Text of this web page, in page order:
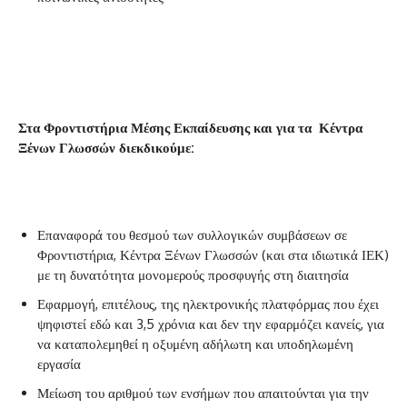
Στα Φροντιστήρια Μέσης Εκπαίδευσης και για τα Κέντρα
Ξένων Γλωσσών διεκδικούμε:
Επαναφορά του θεσμού των συλλογικών συμβάσεων σε
Φροντιστήρια, Κέντρα Ξένων Γλωσσών (και στα ιδιωτικά ΙΕΚ)
με τη δυνατότητα μονομερούς προσφυγής στη διαιτησία
Εφαρμογή, επιτέλους, της ηλεκτρονικής πλατφόρμας που έχει
ψηφιστεί εδώ και 3,5 χρόνια και δεν την εφαρμόζει κανείς, για
να καταπολεμηθεί η οξυμένη αδήλωτη και υποδηλωμένη
εργασία
Μείωση του αριθμού των ενσήμων που απαιτούνται για την